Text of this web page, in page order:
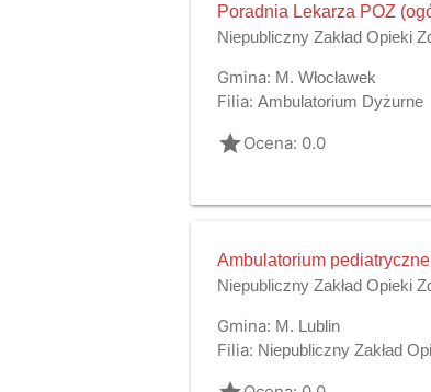
Poradnia Lekarza POZ
Niepubliczny Zakład Opieki
Gmina: M. Włocławek
Filia: Ambulatorium Dyżurne
gradeOcena: 0.0
Ambulatorium pediatryczne
Niepubliczny Zakład Opieki
Gmina: M. Lublin
Filia: Niepubliczny Zakład